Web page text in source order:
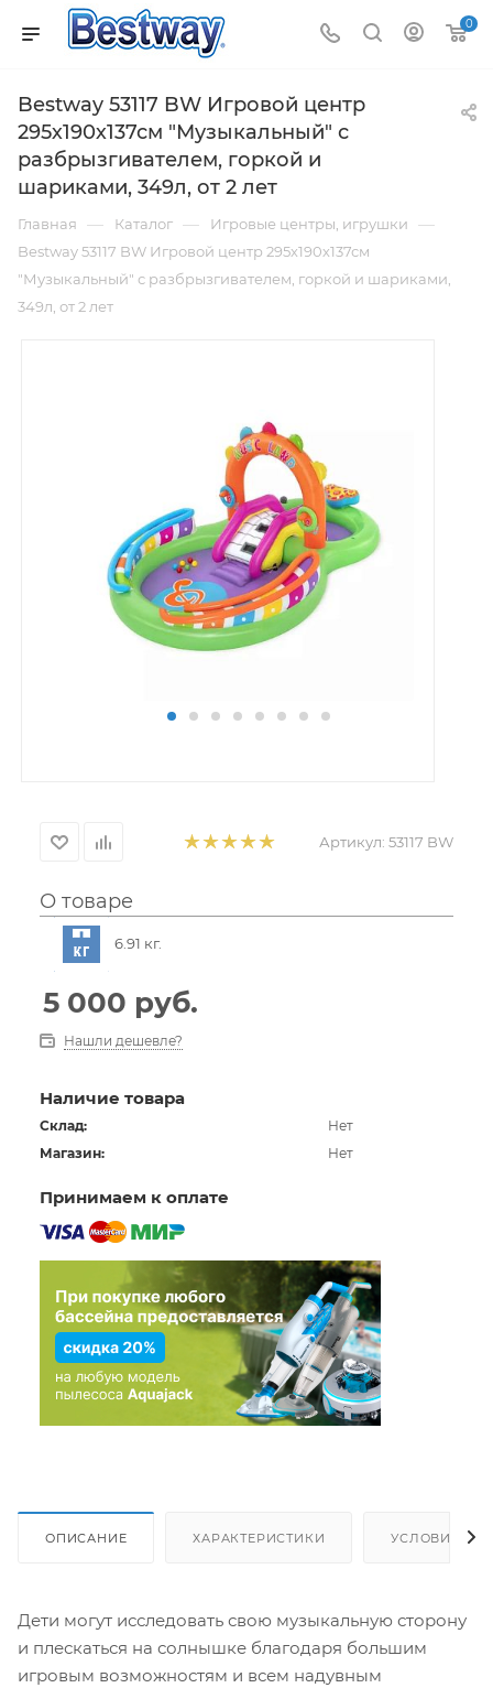
0
Bestway 53117 BW Игровой центр
295х190х137см "Музыкальный" с
разбрызгивателем, горкой и
шариками, 349л, от 2 лет
Главная — Каталог — Игровые центры, игрушки —
Bestway 53117 BW Игровой центр 295х190х137см
"Музыкальный" с разбрызгивателем, горкой и шариками,
349л, от 2 лет
Артикул: 53117 BW
О товаре
6.91 кг.
5 000 руб.
Нашли дешевле?
Наличие товара
Склад:
Нет
Магазин:
Нет
Принимаем к оплате
ОПИСАНИЕ ХАРАКТЕРИСТИКИ УСЛОВИЯ
Дети могут исследовать свою музыкальную сторону
и плескаться на солнышке благодаря большим
игровым возможностям и всем надувным